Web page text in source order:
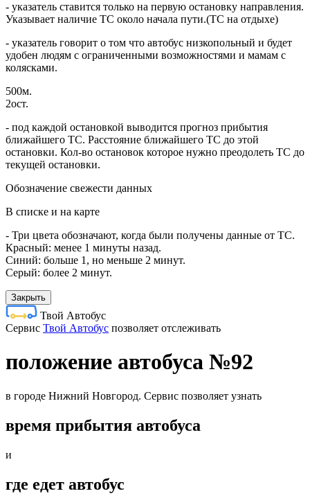
- указатель ставится только на первую остановку направления.
Указывает наличие ТС около начала пути.(ТС на отдыхе)
- указатель говорит о том что автобус низкопольный и будет
удобен людям с ограниченными возможностями и мамам с
колясками.
500м.
2ост.
- под каждой остановкой выводится прогноз прибытия
ближайшего ТС. Расстояние ближайшего ТС до этой
остановки. Кол-во остановок которое нужно преодолеть ТС до
текущей остановки.
Обозначение свежести данных
В списке и на карте
- Три цвета обозначают, когда были получены данные от ТС.
Красный: менее 1 минуты назад.
Синий: больше 1, но меньше 2 минут.
Серый: более 2 минут.
Закрыть
Твой Автобус
Cервис Твой Автобус позволяет отслеживать
положение автобуса №92
в городе Нижний Новгород. Сервис позволяет узнать
время прибытия автобуса
и
где едет автобус